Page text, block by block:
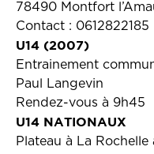
78490 Montfort
Contact :
U14 (2007)
Entrainement
Paul Langevin
Rendez-vous à 9h45
U14 NATIONAUX
Plateau à La Rochelle